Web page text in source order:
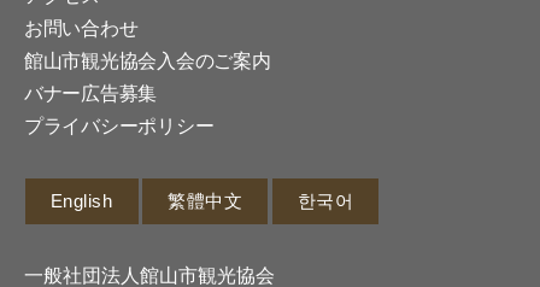
お問い合わせ
館山市観光協会入会のご案内
バナー広告募集
プライバシーポリシー
English 繁體中文 한국어
一般社団法人館山市観光協会